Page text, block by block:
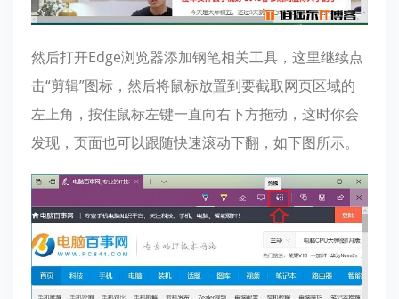
然后打开Edge浏览器添加钢笔相关工具，这里继续点
击“剪辑”图标，然后将鼠标放置到要截取网页区域的
左上角，按住鼠标左键一直向右下方拖动，这时你会
发现，页面也可以跟随快速滚动下翻，如下图所示。